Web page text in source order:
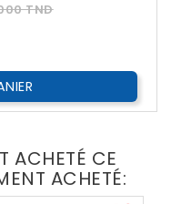
TNDPrix
ACHETÉ CE
ACHETÉ: